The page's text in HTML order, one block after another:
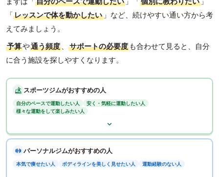
「レッスンで体を動かしたい 」など、続けやすい通い方から考
えてみましょう。
予算や通う頻度 、 サポートの必要度 も合わせて見ると、自分
に合う施設を探しやすくなります。
スポーツジムがおすすめの人
自分のペースで運動したい人
安く・気軽に運動したい人
様々な運動をして楽しみたい人
パーソナルジムがおすすめの人
本気で痩せたい人 ボディラインを美しく見せたい人 運動経験のない人